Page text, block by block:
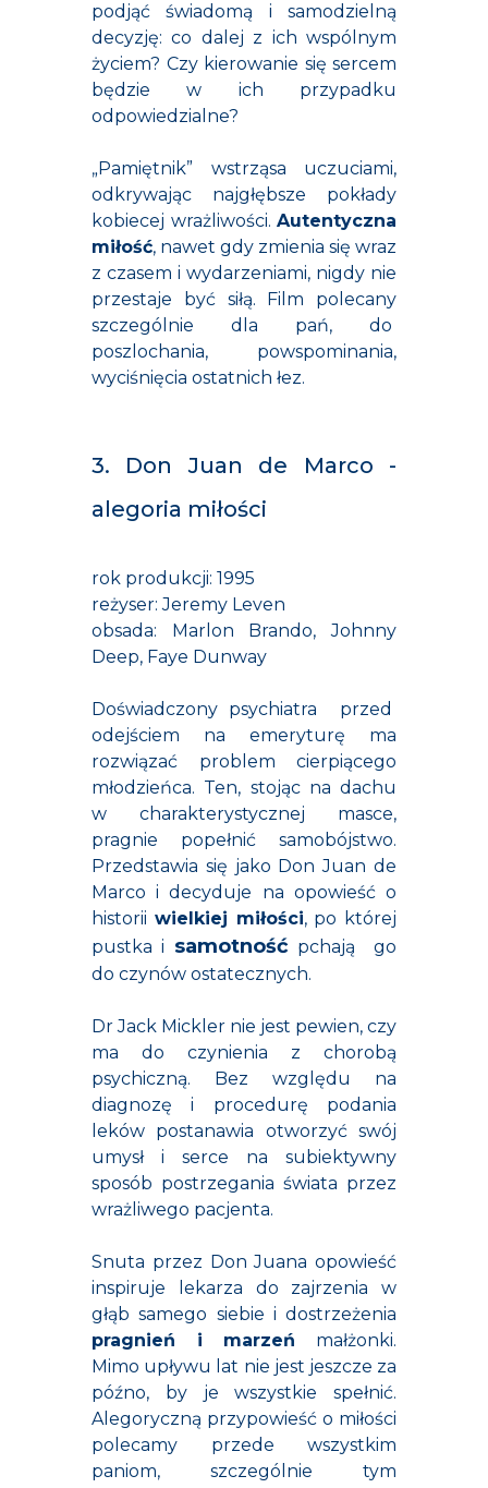
podjąć świadomą i samodzielną
decyzję: co dalej z ich wspólnym
życiem? Czy kierowanie się sercem
będzie w ich przypadku
odpowiedzialne?
„Pamiętnik” wstrząsa uczuciami,
odkrywając najgłębsze pokłady
kobiecej wrażliwości. Autentyczna
miłość, nawet gdy zmienia się wraz
z czasem i wydarzeniami, nigdy nie
przestaje być siłą. Film polecany
szczególnie dla pań, do
poszlochania, powspominania,
wyciśnięcia ostatnich łez.
3. Don Juan de Marco -
alegoria miłości
rok produkcji: 1995
reżyser: Jeremy Leven
obsada: Marlon Brando, Johnny
Deep, Faye Dunway
Doświadczony psychiatra przed
odejściem na emeryturę ma
rozwiązać problem cierpiącego
młodzieńca. Ten, stojąc na dachu
w charakterystycznej masce,
pragnie popełnić samobójstwo.
Przedstawia się jako Don Juan de
Marco i decyduje na opowieść o
historii wielkiej miłości, po której
pustka i samotnośćpchają go
do czynów ostatecznych.
Dr Jack Mickler nie jest pewien, czy
ma do czynienia z chorobą
psychiczną. Bez względu na
diagnozę i procedurę podania
leków postanawia otworzyć swój
umysł i serce na subiektywny
sposób postrzegania świata przez
wrażliwego pacjenta.
Snuta przez Don Juana opowieść
inspiruje lekarza do zajrzenia w
głąb samego siebie i dostrzeżenia
pragnień i marzeń małżonki.
Mimo upływu lat nie jest jeszcze za
późno, by je wszystkie spełnić.
Alegoryczną przypowieść o miłości
polecamy przede wszystkim
paniom, szczególnie tym